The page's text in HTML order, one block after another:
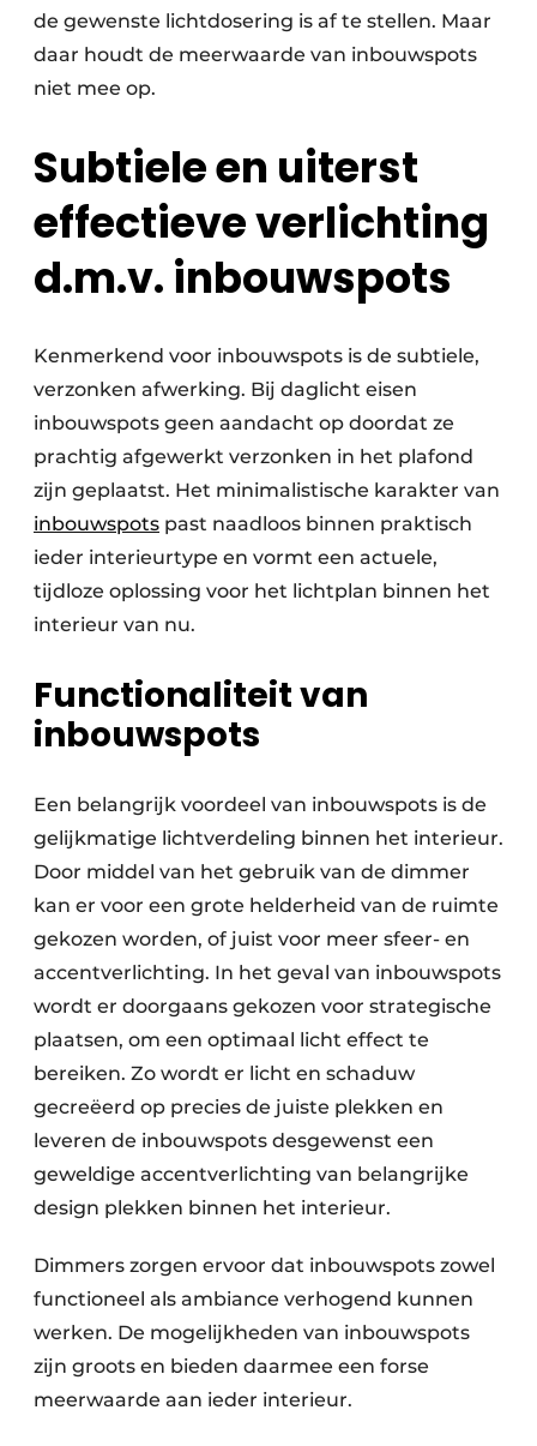
de gewenste lichtdosering is af te stellen. Maar
daar houdt de meerwaarde van inbouwspots
niet mee op.
Subtiele en uiterst
effectieve verlichting
d.m.v. inbouwspots
Kenmerkend voor inbouwspots is de subtiele,
verzonken afwerking. Bij daglicht eisen
inbouwspots geen aandacht op doordat ze
prachtig afgewerkt verzonken in het plafond
zijn geplaatst. Het minimalistische karakter van
inbouwspots past naadloos binnen praktisch
ieder interieurtype en vormt een actuele,
tijdloze oplossing voor het lichtplan binnen het
interieur van nu.
Functionaliteit van
inbouwspots
Een belangrijk voordeel van inbouwspots is de
gelijkmatige lichtverdeling binnen het interieur.
Door middel van het gebruik van de dimmer
kan er voor een grote helderheid van de ruimte
gekozen worden, of juist voor meer sfeer- en
accentverlichting. In het geval van inbouwspots
wordt er doorgaans gekozen voor strategische
plaatsen, om een optimaal licht effect te
bereiken. Zo wordt er licht en schaduw
gecreëerd op precies de juiste plekken en
leveren de inbouwspots desgewenst een
geweldige accentverlichting van belangrijke
design plekken binnen het interieur.
Dimmers zorgen ervoor dat inbouwspots zowel
functioneel als ambiance verhogend kunnen
werken. De mogelijkheden van inbouwspots
zijn groots en bieden daarmee een forse
meerwaarde aan ieder interieur.